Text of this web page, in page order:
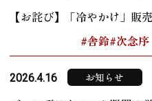
【お詫び】「冷やかけ」販
#舎鈴#次念序
2026.4.16 お知らせ